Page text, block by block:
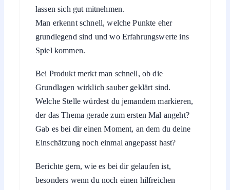
lassen sich gut mitnehmen.
Man erkennt schnell, welche Punkte eher
grundlegend sind und wo Erfahrungswerte ins
Spiel kommen.
Bei Produkt merkt man schnell, ob die
Grundlagen wirklich sauber geklärt sind.
Welche Stelle würdest du jemandem markieren,
der das Thema gerade zum ersten Mal angeht?
Gab es bei dir einen Moment, an dem du deine
Einschätzung noch einmal angepasst hast?
Berichte gern, wie es bei dir gelaufen ist,
besonders wenn du noch einen hilfreichen